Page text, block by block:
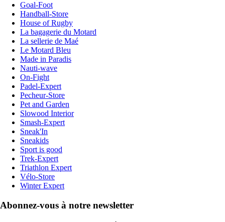
Goal-Foot
Handball-Store
House of Rugby
La bagagerie du Motard
La sellerie de Maé
Le Motard Bleu
Made in Paradis
Nauti-wave
On-Fight
Padel-Expert
Pecheur-Store
Pet and Garden
Slowood Interior
Smash-Expert
Sneak'In
Sneakids
Sport is good
Trek-Expert
Triathlon Expert
Vélo-Store
Winter Expert
Abonnez-vous à notre newsletter